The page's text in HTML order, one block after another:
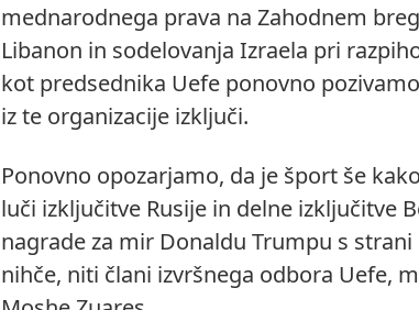
mednarodnega prava na Zahodnem
Libanon in sodelovanja Izraela pri
kot predsednika Uefe ponovno
iz te organizacije izključi.
Ponovno opozarjamo, da je šport še
luči izključitve Rusije in delne izključitve
nagrade za mir Donaldu Trumpu s
nihče, niti člani izvršnega odbora Uefe,